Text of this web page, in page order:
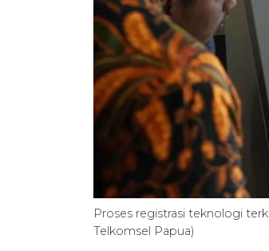
Proses registrasi teknologi
Telkomsel Papua)